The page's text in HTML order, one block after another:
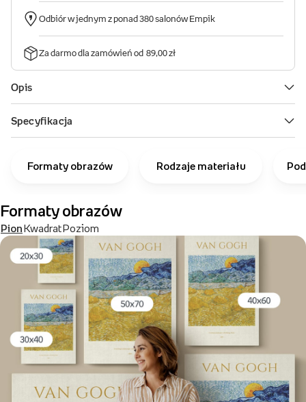
Formaty obrazów Rodzaje materiału
Formaty obrazów
PionKwadratPoziom